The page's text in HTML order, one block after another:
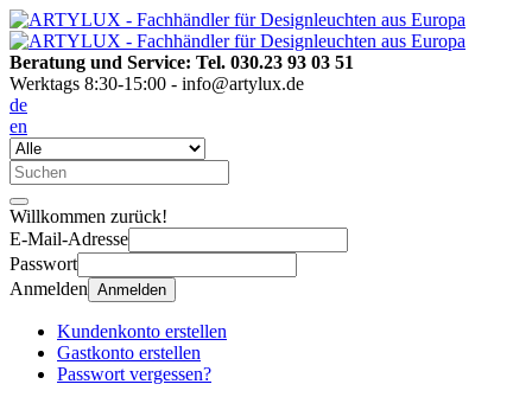
Beratung und Service: Tel. 030.23 93 03 51
Werktags 8:30-15:00 - info@artylux.de
de
en
Willkommen zurück!
E-Mail-Adresse
Passwort
Anmelden Anmelden
Kundenkonto erstellen
Gastkonto erstellen
Passwort vergessen?